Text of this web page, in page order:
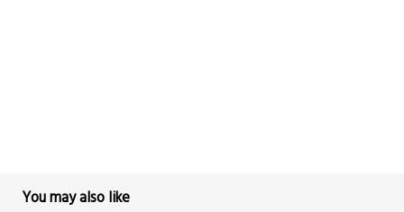
You may also like